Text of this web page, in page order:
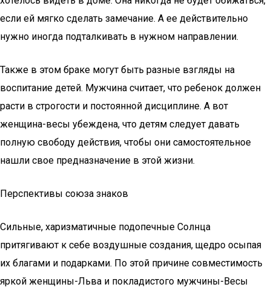
если ей мягко сделать замечание. А ее действительно
нужно иногда подталкивать в нужном направлении.
Также в этом браке могут быть разные взгляды на
воспитание детей. Мужчина считает, что ребенок должен
расти в строгости и постоянной дисциплине. А вот
женщина-весы убеждена, что детям следует давать
полную свободу действия, чтобы они самостоятельное
нашли свое предназначение в этой жизни.
Перспективы союза знаков
Сильные, харизматичные подопечные Солнца
притягивают к себе воздушные создания, щедро осыпая
их благами и подарками. По этой причине совместимость
яркой женщины-Льва и покладистого мужчины-Весы